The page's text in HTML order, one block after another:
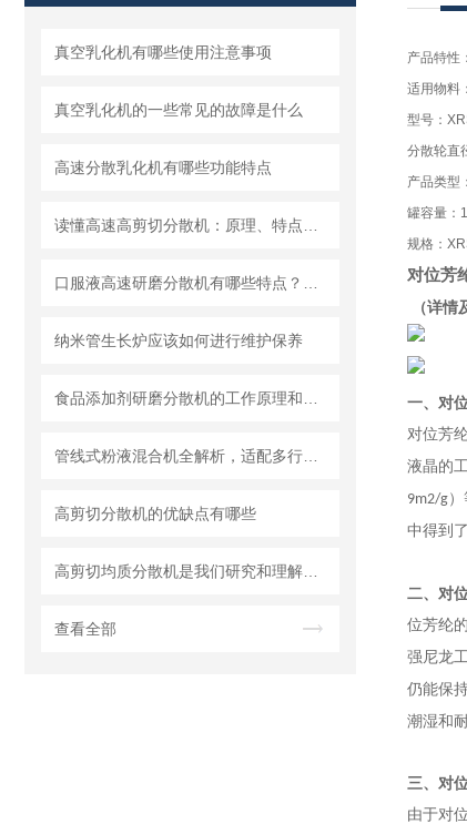
真空乳化机有哪些使用注意事项
真空乳化机的一些常见的故障是什么
高速分散乳化机有哪些功能特点
纳米管生长炉应该如何进行维护保养
高剪切分散机的优缺点有哪些
查看全部
产品特性
适用物料
型号：
分散轮直
产品类型
罐容量：
规格：
对位芳
（详情
一、 对
对位芳
液晶的
9m2/g）
中得到
二、 对
位芳纶
强尼龙
仍能保
潮湿和
三、 对
由于对